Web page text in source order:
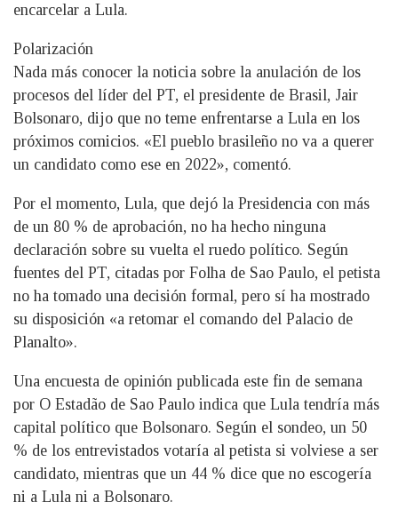
encarcelar a Lula.
Polarización
Nada más conocer la noticia sobre la anulación de los
procesos del líder del PT, el presidente de Brasil, Jair
Bolsonaro, dijo que no teme enfrentarse a Lula en los
próximos comicios. «El pueblo brasileño no va a querer
un candidato como ese en 2022», comentó.
Por el momento, Lula, que dejó la Presidencia con más
de un 80 % de aprobación, no ha hecho ninguna
declaración sobre su vuelta el ruedo político. Según
fuentes del PT, citadas por Folha de Sao Paulo, el petista
no ha tomado una decisión formal, pero sí ha mostrado
su disposición «a retomar el comando del Palacio de
Planalto».
Una encuesta de opinión publicada este fin de semana
por O Estadão de Sao Paulo indica que Lula tendría más
capital político que Bolsonaro. Según el sondeo, un 50
% de los entrevistados votaría al petista si volviese a ser
candidato, mientras que un 44 % dice que no escogería
ni a Lula ni a Bolsonaro.